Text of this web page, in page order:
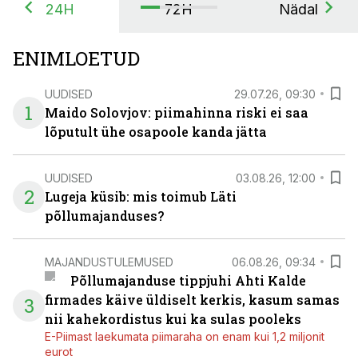
24H 72H Nädal
ENIMLOETUD
1
UUDISED 29.07.26, 09:30
Maido Solovjov: piimahinna riski ei saa
lõputult ühe osapoole kanda jätta
2
UUDISED 03.08.26, 12:00
Lugeja küsib: mis toimub Läti
põllumajanduses?
3
MAJANDUSTULEMUSED 06.08.26, 09:34
Põllumajanduse tippjuhi Ahti Kalde
firmades käive üldiselt kerkis, kasum samas
nii kahekordistus kui ka sulas pooleks
E-Piimast laekumata piimaraha on enam kui 1,2 miljonit
eurot